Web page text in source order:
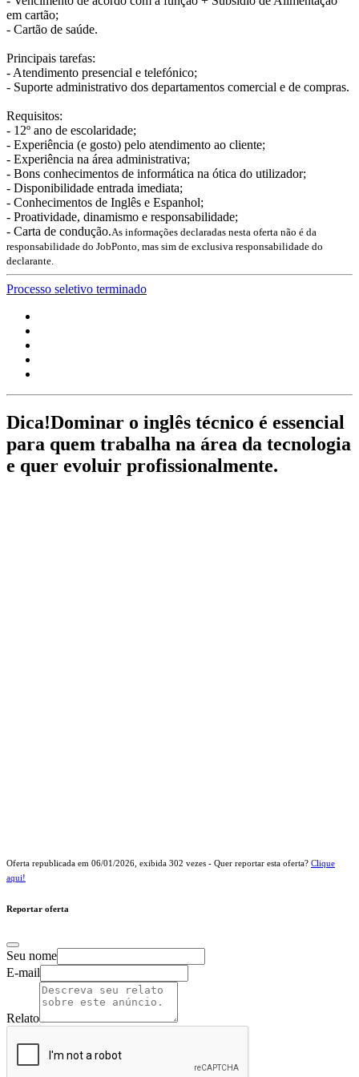
em cartão;
- Cartão de saúde.
Principais tarefas:
- Atendimento presencial e telefónico;
- Suporte administrativo dos departamentos comercial e de compras.
Requisitos:
- 12º ano de escolaridade;
- Experiência (e gosto) pelo atendimento ao cliente;
- Experiência na área administrativa;
- Bons conhecimentos de informática na ótica do utilizador;
- Disponibilidade entrada imediata;
- Conhecimentos de Inglês e Espanhol;
- Proatividade, dinamismo e responsabilidade;
- Carta de condução.As informações declaradas nesta oferta não é da
responsabilidade do JobPonto, mas sim de exclusiva responsabilidade do
declarante.
Processo seletivo terminado
Dica!Dominar o inglês técnico é essencial
para quem trabalha na área da tecnologia
e quer evoluir profissionalmente.
Oferta republicada em 06/01/2026 , exibida 302 vezes - Quer reportar esta oferta? Clique
aqui!
Reportar oferta
Seu nome
E-mail
Relato